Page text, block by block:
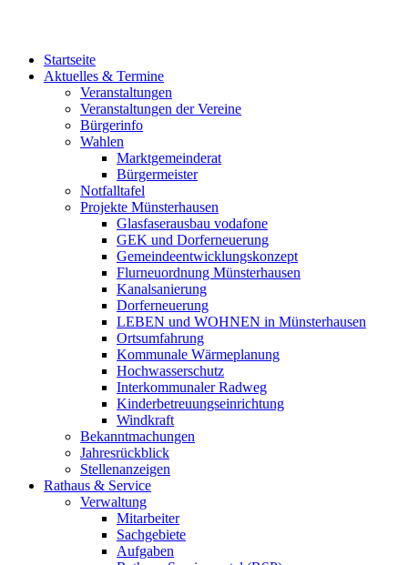
Startseite
Aktuelles & Termine
Veranstaltungen
Veranstaltungen der Vereine
Bürgerinfo
Wahlen
Marktgemeinderat
Bürgermeister
Notfalltafel
Projekte Münsterhausen
Glasfaserausbau vodafone
GEK und Dorferneuerung
Gemeindeentwicklungskonzept
Flurneuordnung Münsterhausen
Kanalsanierung
Dorferneuerung
LEBEN und WOHNEN in Münsterhausen
Ortsumfahrung
Kommunale Wärmeplanung
Hochwasserschutz
Interkommunaler Radweg
Kinderbetreuungseinrichtung
Windkraft
Bekanntmachungen
Jahresrückblick
Stellenanzeigen
Rathaus & Service
Verwaltung
Mitarbeiter
Sachgebiete
Aufgaben